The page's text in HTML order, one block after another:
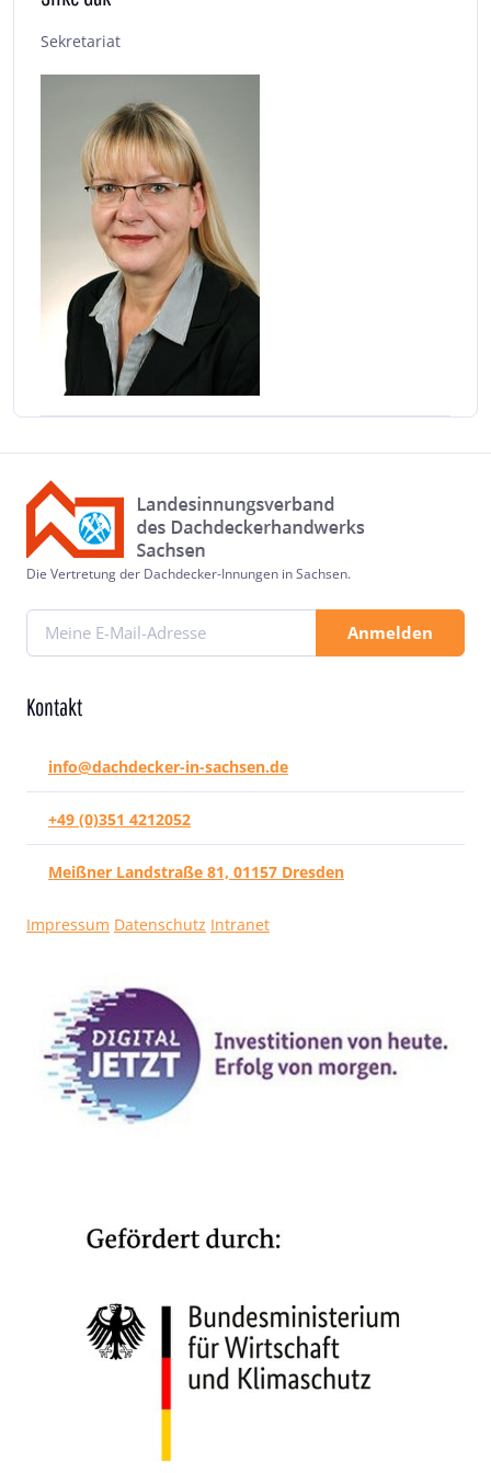
Sekretariat
Die Vertretung der Dachdecker-Innungen in Sachsen.
Anmelden
Kontakt
info@dachdecker-in-sachsen.de
+49 (0)351 4212052
Meißner Landstraße 81, 01157 Dresden
Impressum Datenschutz Intranet